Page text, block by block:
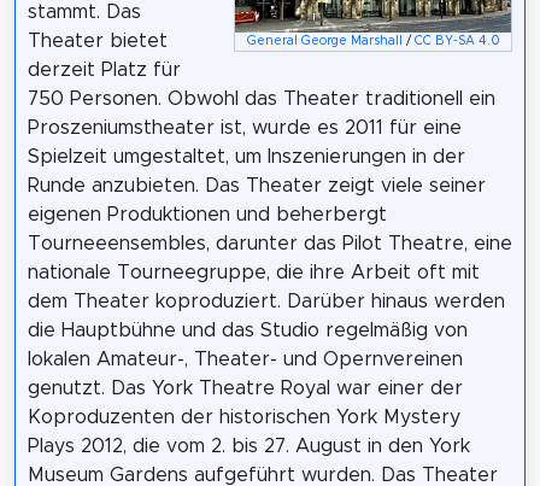
General George Marshall / CC BY-SA 4.0
stammt. Das
Theater bietet
derzeit Platz für
750 Personen. Obwohl das Theater traditionell ein
Proszeniumstheater ist, wurde es 2011 für eine
Spielzeit umgestaltet, um Inszenierungen in der
Runde anzubieten. Das Theater zeigt viele seiner
eigenen Produktionen und beherbergt
Tourneeensembles, darunter das Pilot Theatre, eine
nationale Tourneegruppe, die ihre Arbeit oft mit
dem Theater koproduziert. Darüber hinaus werden
die Hauptbühne und das Studio regelmäßig von
lokalen Amateur-, Theater- und Opernvereinen
genutzt. Das York Theatre Royal war einer der
Koproduzenten der historischen York Mystery
Plays 2012, die vom 2. bis 27. August in den York
Museum Gardens aufgeführt wurden. Das Theater